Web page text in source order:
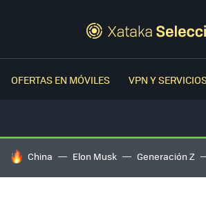
OFERTAS EN MÓVILES VPN Y
HOY SE HABLA DE
China Elon Musk Generación Z